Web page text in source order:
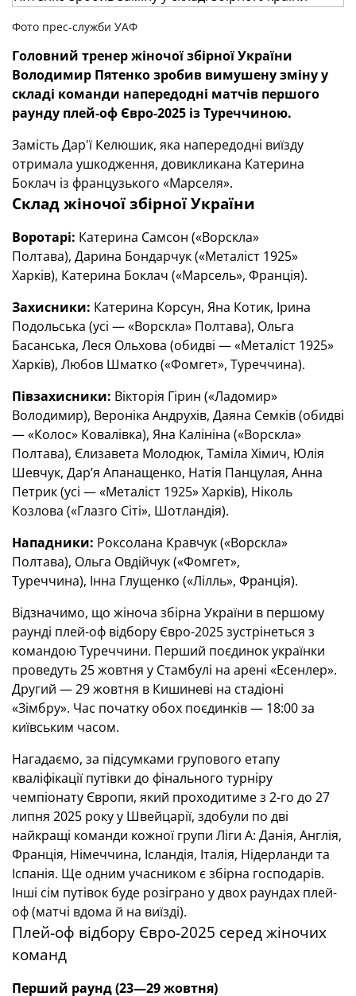
Фото прес-служби УАФ
Головний тренер жіночої збірної України
Володимир Пятенко зробив вимушену зміну у
складі команди напередодні матчів першого
раунду плей-оф Євро-2025 із Туреччиною.
Замість Дар'ї Келюшик, яка напередодні виїзду
отримала ушкодження, довикликана Катерина
Боклач із французького «Марселя».
Склад жіночої збірної України
Воротарі: Катерина Самсон («Ворскла»
Полтава), Дарина Бондарчук («Металіст 1925»
Харків), Катерина Боклач («Марсель», Франція).
Захисники: Катерина Корсун, Яна Котик, Ірина
Подольська (усі — «Ворскла» Полтава), Ольга
Басанська, Леся Ольхова (обидві — «Металіст 1925»
Харків), Любов Шматко («Фомгет», Туреччина).
Півзахисники: Вікторія Гірин («Ладомир»
Володимир), Вероніка Андрухів, Даяна Семків (обидві
— «Колос» Ковалівка), Яна Калініна («Ворскла»
Полтава), Єлизавета Молодюк, Таміла Хімич, Юлія
Шевчук, Дар’я Апанащенко, Натія Панцулая, Анна
Петрик (усі — «Металіст 1925» Харків), Ніколь
Козлова («Глазго Сіті», Шотландія).
Нападники: Роксолана Кравчук («Ворскла»
Полтава), Ольга Овдійчук («Фомгет»,
Туреччина), Інна Глущенко («Лілль», Франція).
Відзначимо, що жіноча збірна України в першому
раунді плей-оф відбору Євро-2025 зустрінеться з
командою Туреччини. Перший поєдинок українки
проведуть 25 жовтня у Стамбулі на арені «Есенлер».
Другий — 29 жовтня в Кишиневі на стадіоні
«Зімбру». Час початку обох поєдинків — 18:00 за
київським часом.
Нагадаємо, за підсумками групового етапу
кваліфікації путівки до фінального турніру
чемпіонату Європи, який проходитиме з 2-го до 27
липня 2025 року у Швейцарії, здобули по дві
найкращі команди кожної групи Ліги А: Данія, Англія,
Франція, Німеччина, Ісландія, Італія, Нідерланди та
Іспанія. Ще одним учасником є збірна господарів.
Інші сім путівок буде розіграно у двох раундах плей-
оф (матчі вдома й на виїзді).
Плей-оф відбору Євро-2025 серед жіночих
команд
Перший раунд (23—29 жовтня)